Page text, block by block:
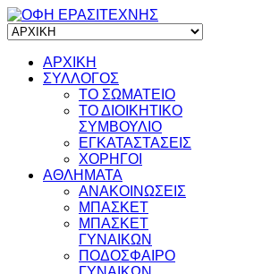
ΑΡΧΙΚΗ
ΣΥΛΛΟΓΟΣ
ΤΟ ΣΩΜΑΤΕΙΟ
ΤΟ ΔΙΟΙΚΗΤΙΚΟ
ΣΥΜΒΟΥΛΙΟ
ΕΓΚΑΤΑΣΤΑΣΕΙΣ
ΧΟΡΗΓΟΙ
ΑΘΛΗΜΑΤΑ
ΑΝΑΚΟΙΝΩΣΕΙΣ
ΜΠΑΣΚΕΤ
ΜΠΑΣΚΕΤ
ΓΥΝΑΙΚΩΝ
ΠΟΔΟΣΦΑΙΡΟ